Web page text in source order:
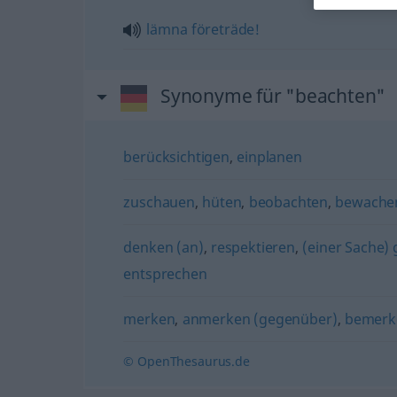
lämna företräde!
Synonyme für "beachten"
berücksichtigen, einplanen
zuschauen, hüten, beobachten,
denken (an), respektieren, (einer Sache)
entsprechen
merken, anmerken (gegenüber),
© OpenThesaurus.de